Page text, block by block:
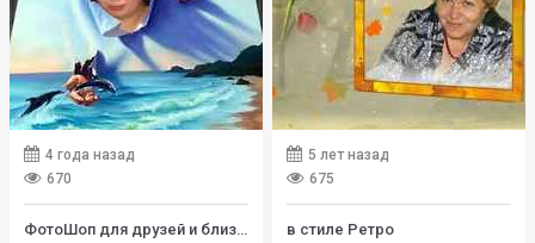
4 года назад
670
ФотоШоп для друзей и близких
5 лет назад
675
в стиле Ретро